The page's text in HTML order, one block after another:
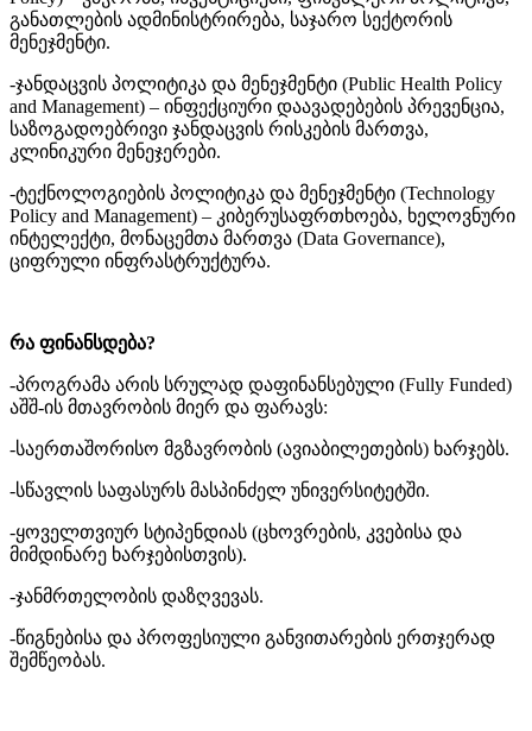
განათლების ადმინისტრირება, საჯარო სექტორის
მენეჯმენტი.
-ჯანდაცვის პოლიტიკა და მენეჯმენტი (Public Health Policy
and Management) – ინფექციური დაავადებების პრევენცია,
საზოგადოებრივი ჯანდაცვის რისკების მართვა,
კლინიკური მენეჯერები.
-ტექნოლოგიების პოლიტიკა და მენეჯმენტი (Technology
Policy and Management) – კიბერუსაფრთხოება, ხელოვნური
ინტელექტი, მონაცემთა მართვა (Data Governance),
ციფრული ინფრასტრუქტურა.
რა ფინანსდება?
-პროგრამა არის სრულად დაფინანსებული (Fully Funded)
აშშ-ის მთავრობის მიერ და ფარავს:
-საერთაშორისო მგზავრობის (ავიაბილეთების) ხარჯებს.
-სწავლის საფასურს მასპინძელ უნივერსიტეტში.
-ყოველთვიურ სტიპენდიას (ცხოვრების, კვებისა და
მიმდინარე ხარჯებისთვის).
-ჯანმრთელობის დაზღვევას.
-წიგნებისა და პროფესიული განვითარების ერთჯერად
შემწეობას.